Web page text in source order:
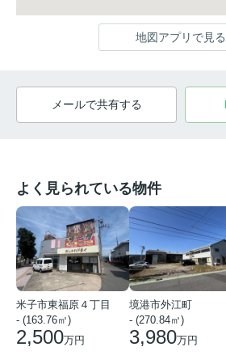
地図アプリで見る
メールで共有する
よく見られている物件
米子市東福原４丁目
- (163.76㎡)
2,500万円
境港市外江町
- (270.84㎡)
3,980万円